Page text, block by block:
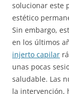
solucionar este
estético
Sin embargo,
en los últimos
injerto capilar
unas pocas
saludable. Las
la intervención,